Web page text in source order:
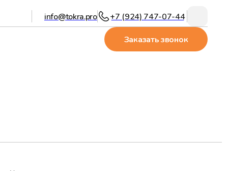
info@tokra.pro +7 (924) 747-07-44
Заказать звонок